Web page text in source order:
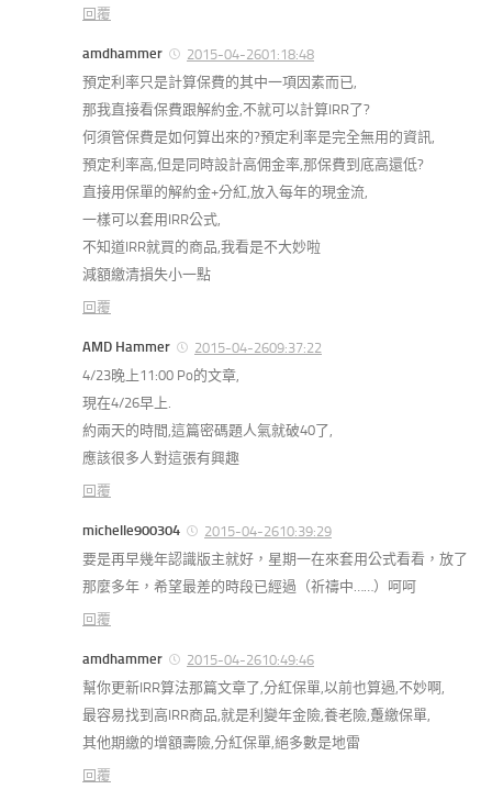
回覆
amdhammer
2015-04-2601:18:48
預定利率只是計算保費的其中一項因素而已,
那我直接看保費跟解約金,不就可以計算IRR了?
何須管保費是如何算出來的?預定利率是完全無用的資訊,
預定利率高,但是同時設計高佣金率,那保費到底高還低?
直接用保單的解約金+分紅,放入每年的現金流,
一樣可以套用IRR公式,
不知道IRR就買的商品,我看是不大妙啦
減額繳清損失小一點
回覆
AMD Hammer
2015-04-2609:37:22
4/23晚上11:00 Po的文章,
現在4/26早上.
約兩天的時間,這篇密碼題人氣就破40了,
應該很多人對這張有興趣
回覆
michelle900304
2015-04-2610:39:29
要是再早幾年認識版主就好，星期一在來套用公式看看，放了
那麼多年，希望最差的時段已經過（祈禱中……）呵呵
回覆
amdhammer
2015-04-2610:49:46
幫你更新IRR算法那篇文章了,分紅保單,以前也算過,不妙啊,
最容易找到高IRR商品,就是利變年金險,養老險,躉繳保單,
其他期繳的增額壽險,分紅保單,絕多數是地雷
回覆